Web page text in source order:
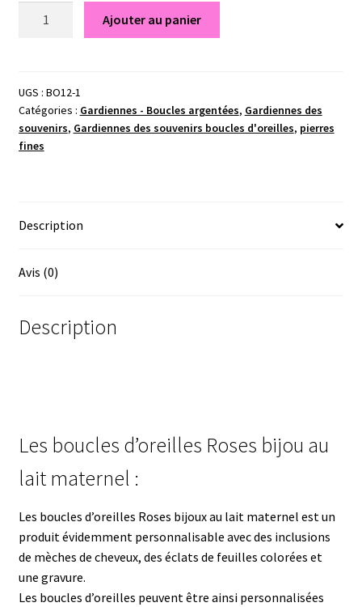
Gardiennes
des
souvenirs
Ajouter au panier
UGS : BO12-1
Catégories : Gardiennes - Boucles argentées, Gardiennes des
souvenirs, Gardiennes des souvenirs boucles d'oreilles, pierres
fines
Description
Avis (0)
Description
Les boucles d’oreilles Roses bijou au
lait maternel :
Les boucles d’oreilles Roses bijoux au lait maternel est un
produit évidemment personnalisable avec des inclusions
de mèches de cheveux, des éclats de feuilles colorées et
une gravure.
Les boucles d’oreilles peuvent être ainsi personnalisées